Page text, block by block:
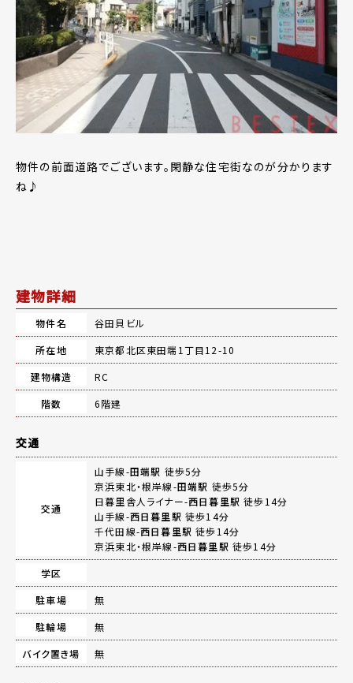
物件の前面道路でございます。閑静な住宅街なのが分かります
ね♪
建物詳細
物件名
谷田貝ビル
所在地
東京都北区東田端1丁目12-10
建物構造
RC
階数
6階建
交通
交通
山手線-田端駅 徒歩5分
京浜東北・根岸線-田端駅 徒歩5分
日暮里舎人ライナー-西日暮里駅 徒歩14分
山手線-西日暮里駅 徒歩14分
千代田線-西日暮里駅 徒歩14分
京浜東北・根岸線-西日暮里駅 徒歩14分
学区
駐車場
無
駐輪場
無
バイク置き場
無